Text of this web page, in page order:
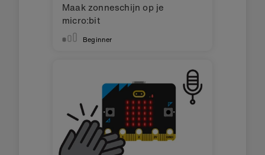
Maak zonneschijn op je
micro:bit
Beginner